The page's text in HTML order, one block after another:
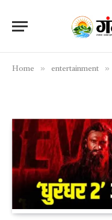
Home » entertainment »